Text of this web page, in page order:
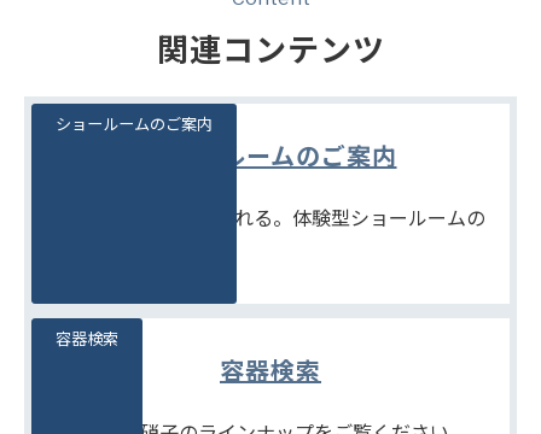
関連コンテンツ
ショールームのご案内
見て、触れて、比べられる。体験型ショールームの
ショールームのご案内
容器検索
容器検索